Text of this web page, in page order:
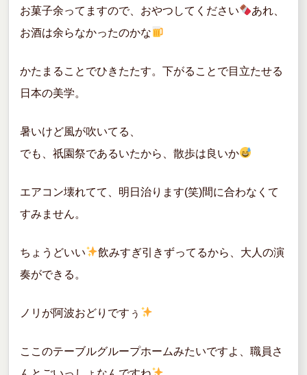
お菓子余ってますので、おやつしてください
あれ、
お酒は余らなかったのかな
かたまることでひきたたす。下がることで目立たせる
日本の美学。
暑いけど風が吹いてる、
でも、祇園祭であるいたから、散歩は良いか
エアコン壊れてて、明日治ります(笑)間に合わなくて
すみません。
ちょうどいい
飲みすぎ引きずってるから、大人の演
奏ができる。
ノリが阿波おどりですぅ
ここのテーブルグループホームみたいですよ、職員さ